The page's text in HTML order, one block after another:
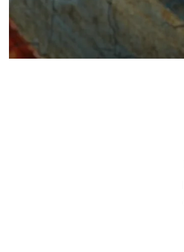
Voir la vidéo